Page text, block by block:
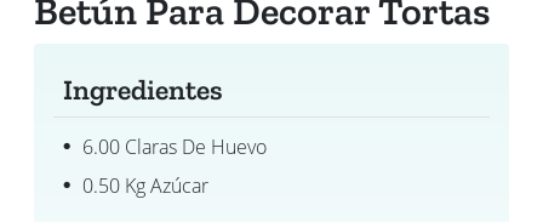
Betún Para Decorar Tortas
Ingredientes
6.00 Claras De Huevo
0.50 Kg Azúcar